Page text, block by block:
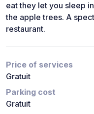
eat they let you sleep
the apple trees. A
restaurant.
Price of services
Gratuit
Parking cost
Gratuit